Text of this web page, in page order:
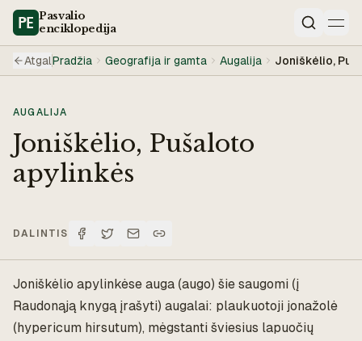
Pasvalio
enciklopedija
Paieška
AtgalPradžia Geografija ir gamta Augalija Joniškėlio,
AUGALIJA
Joniškėlio, Pušaloto
apylinkės
DALINTIS
Joniškėlio apylinkėse auga (augo) šie saugomi (į
Raudonąją knygą įrašyti) augalai: plaukuotoji jonažolė
(hypericum hirsutum), mėgstanti šviesius lapuočių